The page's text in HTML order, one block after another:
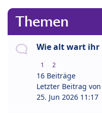
Themen
Wie alt wart ihr
1 2
16 Beiträge
Letzter Beitrag von
25. Jun 2026 11:17